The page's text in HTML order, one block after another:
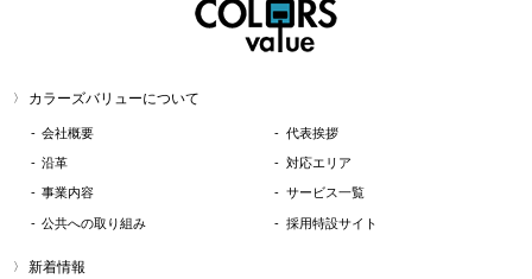
カラーズバリューについて
会社概要 代表挨拶
沿革 対応エリア
事業内容 サービス一覧
公共への取り組み 採用特設サイト
新着情報